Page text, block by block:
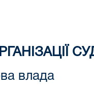
влада